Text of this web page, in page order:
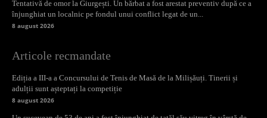
Tentativă de omor la Giurgești. Un bărbat a fost arestat preventiv după ce a
înjunghiat un localnic pe fondul unui conflict legat de un...
8 august 2026
Articole recmandate
Ediția a III-a a Concursului de Tenis de Masă de la Milișăuți. Tinerii și
adulții sunt așteptați la competiție
8 august 2026